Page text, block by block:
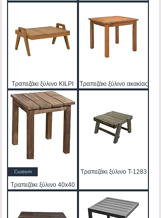
Τραπεζάκι ξύλινο KILPI Τραπεζάκι ξύλινο ακακίας
Custom
Τραπεζάκι ξύλινο 40x40
Τραπεζάκι ξύλινο T-1283